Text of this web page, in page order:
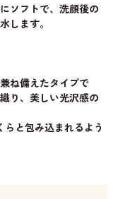
ソフトで、洗顔後の
します。
ね備えたタイプで
り、美しい光沢感の
と包み込まれるよう